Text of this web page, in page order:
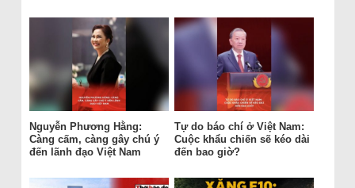
Nguyễn Phương Hằng:
Càng cấm, càng gây chú ý
đến lãnh đạo Việt Nam
Tự do báo chí ở Việt Nam:
Cuộc khẩu chiến sẽ kéo dài
đến bao giờ?